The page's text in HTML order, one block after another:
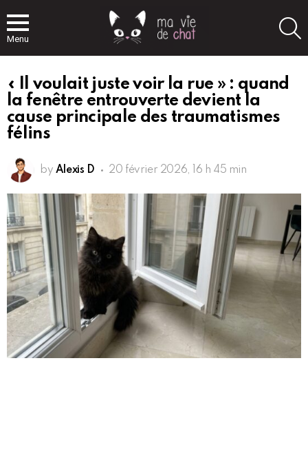
Menu
« Il voulait juste voir la rue » : quand
la fenêtre entrouverte devient la
cause principale des traumatismes
félins
by Alexis D 20 février 2026, 16 h 45 min